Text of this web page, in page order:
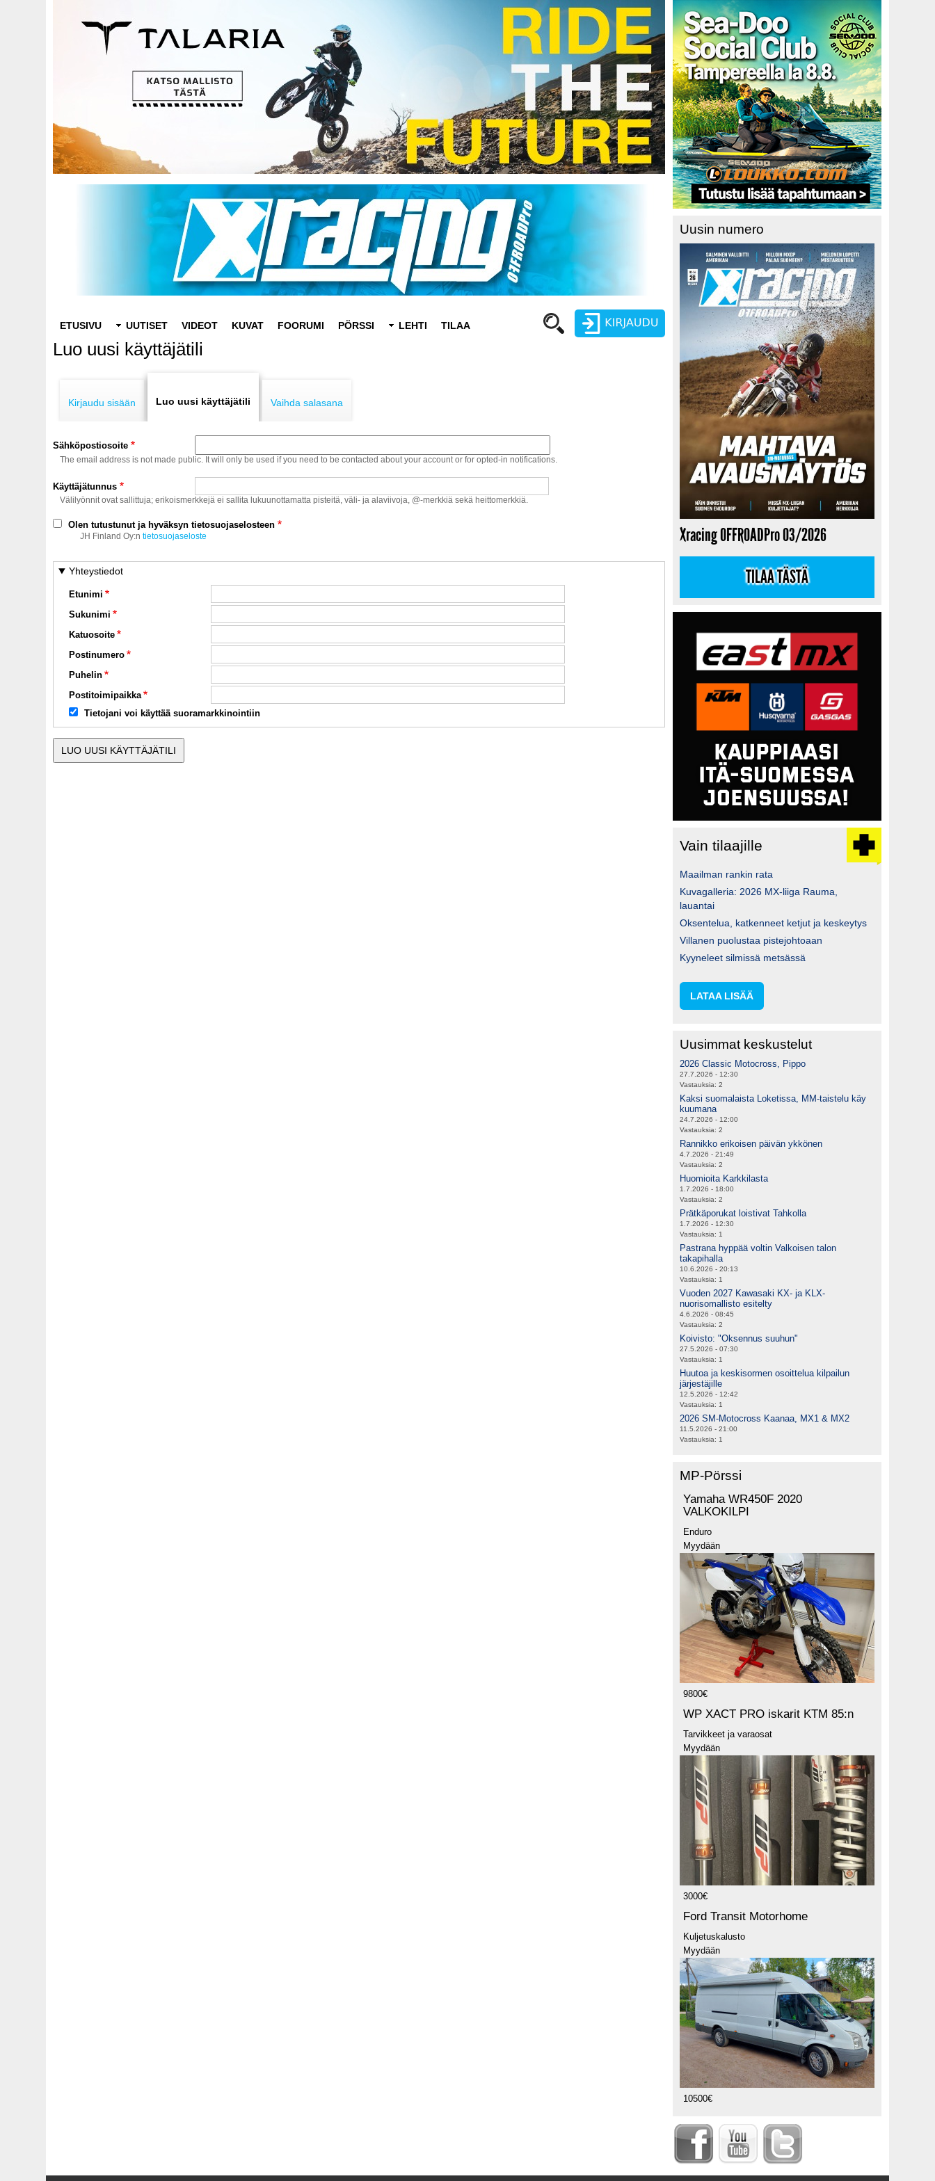
navigation
ETUSIVU UUTISET VIDEOT KUVAT FOORUMI PÖRSSI LEHTI TILAA
Luo uusi käyttäjätili
tabs
Kirjaudu sisään Luo uusi käyttäjätili Vaihda salasana
Sähköpostiosoite
The email address is not made public. It will only be used if you need to be contacted about your account or for opted-in notifications.
Käyttäjätunnus
Välilyönnit ovat sallittuja; erikoismerkkejä ei sallita lukuunottamatta pisteitä, väli- ja alaviivoja, @-merkkiä sekä heittomerkkiä.
Olen tutustunut ja hyväksyn tietosuojaselosteen
JH Finland Oy:ntietosuojaseloste
Yhteystiedot
Etunimi
Sukunimi
Katuosoite
Postinumero
Puhelin
Postitoimipaikka
Tietojani voi käyttää suoramarkkinointiin
Uusin numero
Xracing OFFROADPro 03/2026
TILAA TÄSTÄ
Vain tilaajille
Maailman rankin rata
Kuvagalleria: 2026 MX-liiga Rauma,
lauantai
Oksentelua, katkenneet ketjut ja keskeytys
Villanen puolustaa pistejohtoaan
Kyyneleet silmissä metsässä
LATAA LISÄÄ
Uusimmat keskustelut
2026 Classic Motocross, Pippo
27.7.2026 - 12:30
Vastauksia: 2
Kaksi suomalaista Loketissa, MM-taistelu käy
kuumana
24.7.2026 - 12:00
Vastauksia: 2
Rannikko erikoisen päivän ykkönen
4.7.2026 - 21:49
Vastauksia: 2
Huomioita Karkkilasta
1.7.2026 - 18:00
Vastauksia: 2
Prätkäporukat loistivat Tahkolla
1.7.2026 - 12:30
Vastauksia: 1
Pastrana hyppää voltin Valkoisen talon
takapihalla
10.6.2026 - 20:13
Vastauksia: 1
Vuoden 2027 Kawasaki KX- ja KLX-
nuorisomallisto esitelty
4.6.2026 - 08:45
Vastauksia: 2
Koivisto: "Oksennus suuhun"
27.5.2026 - 07:30
Vastauksia: 1
Huutoa ja keskisormen osoittelua kilpailun
järjestäjille
12.5.2026 - 12:42
Vastauksia: 1
2026 SM-Motocross Kaanaa, MX1 & MX2
11.5.2026 - 21:00
Vastauksia: 1
MP-Pörssi
Yamaha WR450F 2020
VALKOKILPI
Enduro
Myydään
9800€
WP XACT PRO iskarit KTM 85:n
Tarvikkeet ja varaosat
Myydään
3000€
Ford Transit Motorhome
Kuljetuskalusto
Myydään
10500€